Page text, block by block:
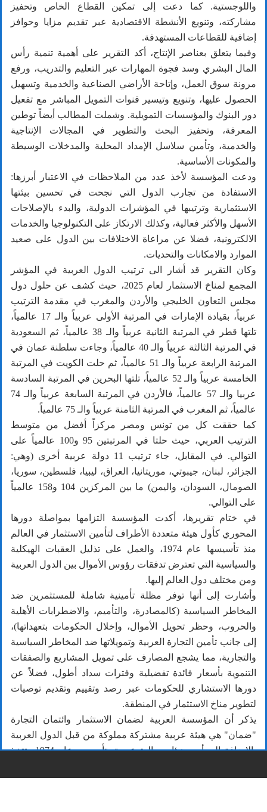
واللوجستية. كما دعت إلى تمكين القطاع الخاص وتحفيز
مشاركته، وتنويع الأنشطة الاقتصادية عبر تقديم مزايا وحوافز
إضافية للقطاعات المستهدفة.
وفيما يتعلق بعناصر الإنتاج، أكد التقرير على أهمية تنمية رأس
المال البشري وسد فجوة المهارات عبر التعليم والتدريب، ورفع
مرونة سوق العمل، وإتاحة الأراضي الصناعية والخدمية وتسهيل
الحصول عليها، وتنويع وتيسير قنوات التمويل المباشر مع تفعيل
دور البنوك والمؤسسات التمويلية. وشملت المطالب أيضاً توطين
المعرفة، وتحفيز البحث والتطوير في المجالات الإنتاجية
والخدمية، وتأمين سلاسل الإمداد المحلية والمدخلات الوسيطة
والمكونات الأساسية.
ودعت المؤسسة لأخذ عدد من الملاحظات في الاعتبار أبرزها:
الاستفادة من تجارب الدول التي نجحت في تحسين بيئتها
الاستثمارية وترتيبها في المؤشرات الدولية، والبدء بالإصلاحات
الأسهل والأكثر فعالية، وكذلك الارتكاز على التكنولوجيا والخدمات
الالكترونية، فضلا عن مراعاة الاختلافات بين الدول على صعيد
الموارد والامكانات والتحديات.
وكان التقرير قد أشار الى ترتيب الدول العربية في المؤشر
المجمع لمناخ الاستثمار لعام 2025، حيث كشف عن حلول دول
مجلس التعاون الخليجي والأردن والمغرب في مقدمة الترتيب
عربياً، بقيادة الإمارات في المرتبة الأولى عربياً والـ 17 عالمياً،
تلتها قطر في المرتبة الثانية عربياً والـ 38 عالمياً، ثم السعودية
في المرتبة الثالثة عربياً والـ 40 عالمياً، وجاءت سلطنة عمان في
المرتبة الرابعة عربياً والـ 51 عالمياً، ثم حلت الكويت في المرتبة
الخامسة عربياً والـ 52 عالمياً، تلتها البحرين في المرتبة السادسة
عربيا والـ 57 عالمياً، فالأردن في المرتبة السابعة عربياً والـ 74
عالمياً، ثم المغرب في المرتبة الثامنة عربياً والـ 75 عالمياً.
كما حققت كل من تونس ومصر مركزاً أفضل من متوسط
الترتيب العربي، حيث حلتا في المرتبتين 95 و100 عالمياً على
التوالي. في المقابل، جاء ترتيب 11 دولة عربية أخرى (وهي:
الجزائر، لبنان، جيبوتي، موريتانيا، العراق، ليبيا، فلسطين، سوريا،
الصومال، السودان، واليمن) ما بين المركزين 104 و158 عالمياً
على التوالي.
في ختام تقريرها، أكدت المؤسسة التزامها بمواصلة دورها
المحوري كأول هيئة متعددة الأطراف لتأمين الاستثمار في العالم
منذ تأسيسها عام 1974، والعمل على تذليل العقبات الهيكلية
والسياسية التي تعترض تدفقات رؤوس الأموال بين الدول العربية
ومن مختلف دول العالم إليها.
وأشارت إلى أنها توفر مظلة تأمينية شاملة للمستثمرين ضد
المخاطر السياسية (كالمصادرة، والتأميم، والاضطرابات الأهلية
والحروب، وحظر تحويل الأموال، وإخلال الحكومات بتعهداتها)،
إلى جانب تأمين التجارة العربية وتمويلاتها ضد المخاطر السياسية
والتجارية، مما يشجع المصارف على تمويل المشاريع والصفقات
التنموية بأسعار فائدة تفضيلية وفترات سداد أطول، فضلاً عن
دورها الاستشاري للحكومات عبر رصد وتقييم وتقديم توصيات
لتطوير مناخ الاستثمار في المنطقة.
يذكر أن المؤسسة العربية لضمان الاستثمار وائتمان التجارة
"ضمان" هي هيئة عربية مشتركة مملوكة من قبل الدول العربية
بالإضافة إلى أربع هيئات مالية عربية، تأسست عام 1974 وتتخذ
نظرة مستقبلية مستقرة من قبل s&p، كما أنها تُعد أول هيئة